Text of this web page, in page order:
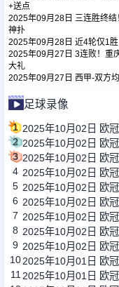
篮球新闻
+送点
2025年09月28日 三连胜终
神扑
2025年09月28日 近4轮仅1
2025年09月27日 3连败！重
大礼
2025年09月27日 西甲-双方
足球录像
1
2
3
4
5 2025年10月02日 欧
6
7
8
9
102025年10月01日 欧
11 2025年10月01日 欧